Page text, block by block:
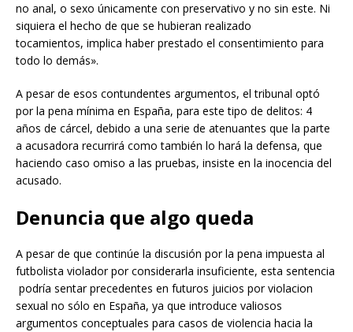
no anal, o sexo únicamente con preservativo y no sin este. Ni
siquiera el hecho de que se hubieran realizado
tocamientos, implica haber prestado el consentimiento para
todo lo demás».
A pesar de esos contundentes argumentos, el tribunal optó
por la pena mínima en España, para este tipo de delitos: 4
años de cárcel, debido a una serie de atenuantes que la parte
a acusadora recurrirá como también lo hará la defensa, que
haciendo caso omiso a las pruebas, insiste en la inocencia del
acusado.
Denuncia que algo queda
A pesar de que continúe la discusión por la pena impuesta al
futbolista violador por considerarla insuficiente, esta sentencia
podría sentar precedentes en futuros juicios por violacion
sexual no sólo en España, ya que introduce valiosos
argumentos conceptuales para casos de violencia hacia la